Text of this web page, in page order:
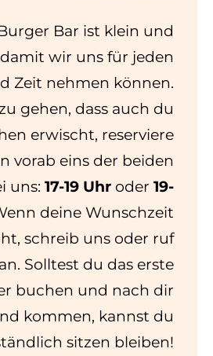
Bar ist klein und
wir uns für jeden
Zeit nehmen können.
gehen, dass auch du
erwischt, reserviere
vorab eins der beiden
uns:17-19 Uhr oder19-
deine Wunschzeit
schreib uns oder ruf
Solltest du das erste
buchen und nach dir
kommen, kannst du
sitzen bleiben!